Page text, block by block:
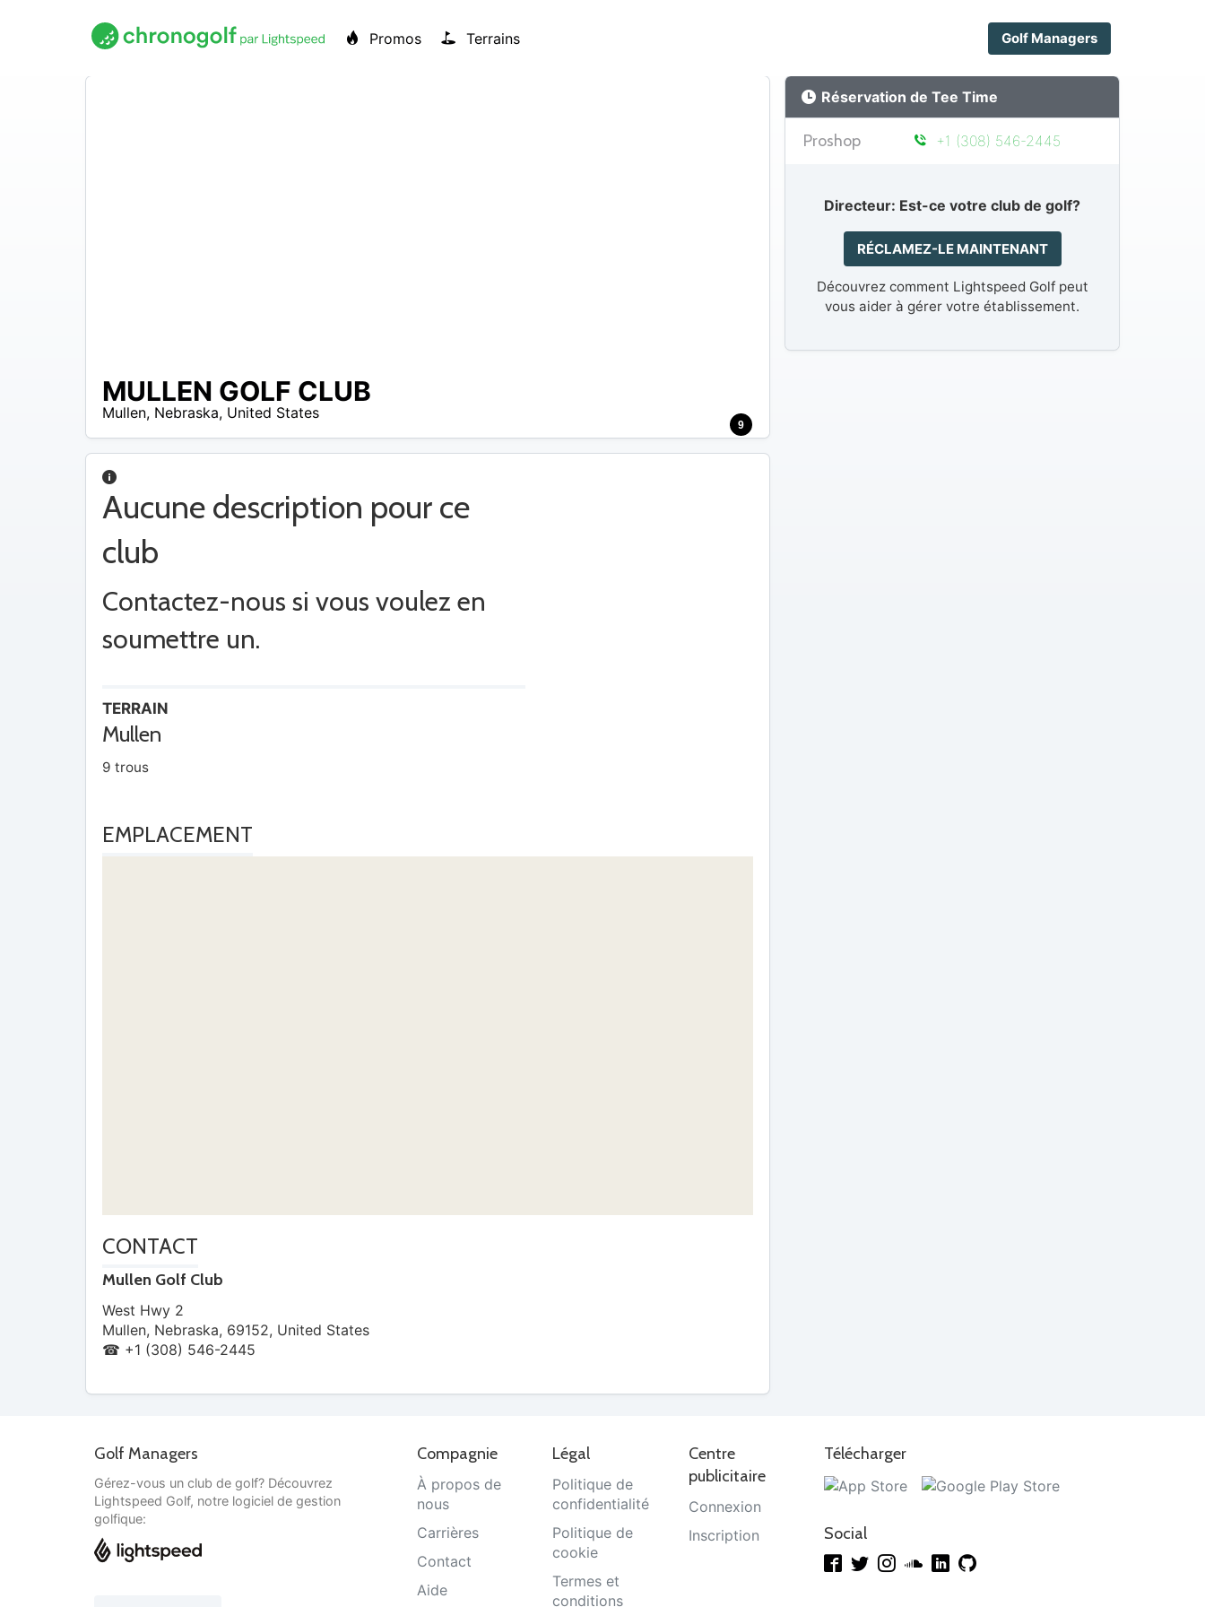
Promos Terrains Golf Managers
9
MULLEN GOLF CLUB
Mullen, Nebraska, United States
Aucune description pour ce
club
Contactez-nous si vous voulez en
soumettre un.
TERRAIN
Mullen
9 trous
EMPLACEMENT
CONTACT
Mullen Golf Club
West Hwy 2
Mullen, Nebraska, 69152, United States
☎ +1 (308) 546-2445
Réservation de Tee Time
Proshop +1 (308) 546-2445
Directeur: Est-ce votre club de golf?
RÉCLAMEZ-LE MAINTENANT
Découvrez comment Lightspeed Golf peut
vous aider à gérer votre établissement.
Golf Managers
Gérez-vous un club de golf? Découvrez
Lightspeed Golf, notre logiciel de gestion
golfique:
Compagnie
À propos de
nous
Carrières
Contact
Aide
Légal
Politique de
confidentialité
Politique de
cookie
Termes et
conditions
Centre
publicitaire
Connexion
Inscription
Télécharger
Social